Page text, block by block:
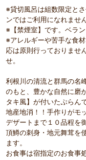
※貸切風呂は組数限定と
ンではご利用になれません
※【禁煙室】です。ベラン
※アレルギーや苦手な食
応は原則行っておりませ
せ。
利根川の清流と群馬の名
のもと、豊かな自然に磨
タキ風】が付いたぷらん
地産地消！！手作りがモ
デザートまで１０品程を
頂鱒の刺身・地元舞茸を
ます。
お食事は宿指定のお食事